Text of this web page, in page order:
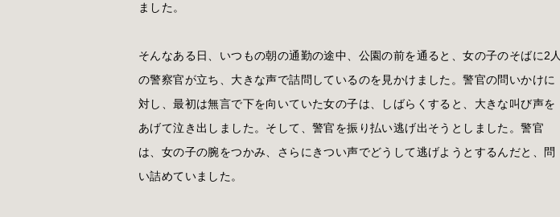
ました。
そんなある日、いつもの朝の通勤の途中、公園の前を通ると、女の子のそばに2人
の警察官が立ち、大きな声で詰問しているのを見かけました。警官の問いかけに
対し、最初は無言で下を向いていた女の子は、しばらくすると、大きな叫び声を
あげて泣き出しました。そして、警官を振り払い逃げ出そうとしました。警官
は、女の子の腕をつかみ、さらにきつい声でどうして逃げようとするんだと、問
い詰めていました。